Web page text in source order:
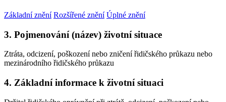
Základní znění Rozšířené znění Úplné znění
3. Pojmenování (název) životní situace
Ztráta, odcizení, poškození nebo zničení řidičského průkazu nebo
mezinárodního řidičského průkazu
4. Základní informace k životní situaci